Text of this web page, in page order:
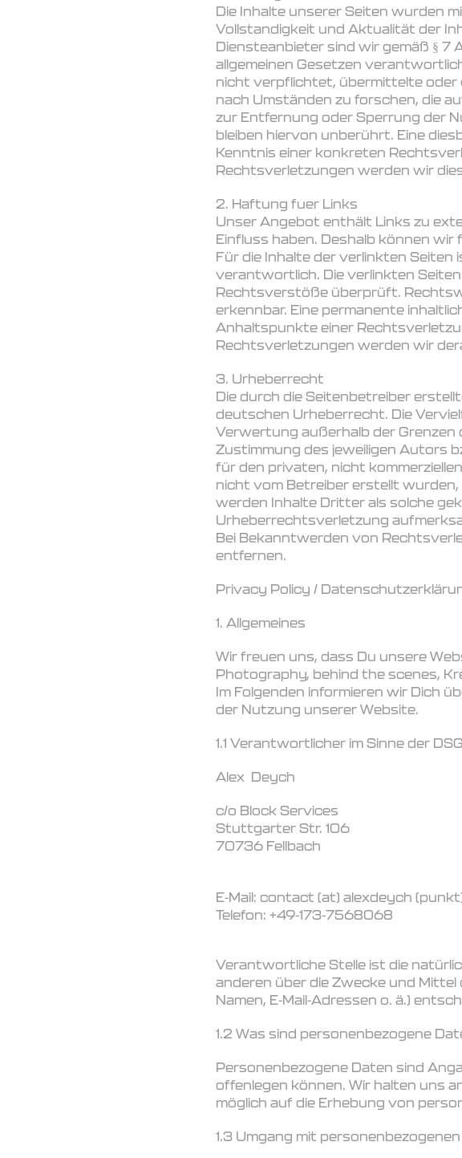
Die Inhalte unserer Seiten wurden
Vollstandigkeit und Aktualität der
Diensteanbieter sind wir gemäß § 7
allgemeinen Gesetzen
nicht verpflichtet, übermittelte oder
nach Umständen zu forschen, die
zur Entfernung oder Sperrung der
bleiben hiervon unberührt. Eine
Kenntnis einer konkreten
Rechtsverletzungen werden wir
2. Haftung fuer Links
Unser Angebot enthält Links zu
Einfluss haben. Deshalb können
Für die Inhalte der verlinkten
verantwortlich. Die verlinkten
Rechtsverstöße überprüft.
erkennbar. Eine permanente
Anhaltspunkte einer
Rechtsverletzungen werden wir
3. Urheberrecht
Die durch die Seitenbetreiber
deutschen Urheberrecht. Die
Verwertung außerhalb der
Zustimmung des jeweiligen Autors
für den privaten, nicht
nicht vom Betreiber erstellt
werden Inhalte Dritter als solche
Urheberrechtsverletzung
Bei Bekanntwerden von
entfernen.
Privacy Policy /
1. Allgemeines
Wir freuen uns, dass Du unsere
Photography, behind the scenes,
Im Folgenden informieren wir Dich
der Nutzung unserer Website.
1.1 Verantwortlicher im Sinne der
Alex Deych
c/o Block Services
Stuttgarter Str. 106
70736 Fellbach
E-Mail: contact (at) alexdeych
Telefon: +49-173-7568068
Verantwortliche Stelle ist die
anderen über die Zwecke und
Namen, E-Mail-Adressen o. ä.)
1.2 Was sind personenbezogene
Personenbezogene Daten sind
offenlegen können. Wir halten uns
möglich auf die Erhebung von
1.3 Umgang mit